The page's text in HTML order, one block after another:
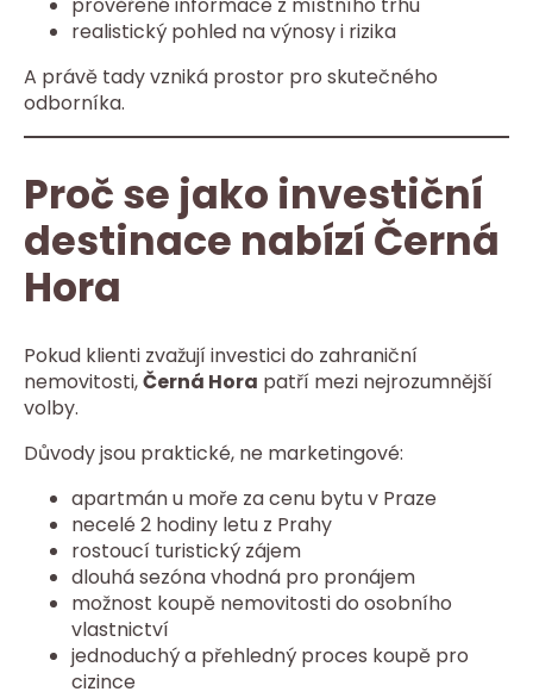
prověřené informace z místního trhu
realistický pohled na výnosy i rizika
A právě tady vzniká prostor pro skutečného
odborníka.
Proč se jako investiční
destinace nabízí Černá
Hora
Pokud klienti zvažují investici do zahraniční
nemovitosti,Černá Hora patří mezi nejrozumnější
volby.
Důvody jsou praktické, ne marketingové:
apartmán u moře za cenu bytu v Praze
necelé 2 hodiny letu z Prahy
rostoucí turistický zájem
dlouhá sezóna vhodná pro pronájem
možnost koupě nemovitosti do osobního
vlastnictví
jednoduchý a přehledný proces koupě pro
cizince